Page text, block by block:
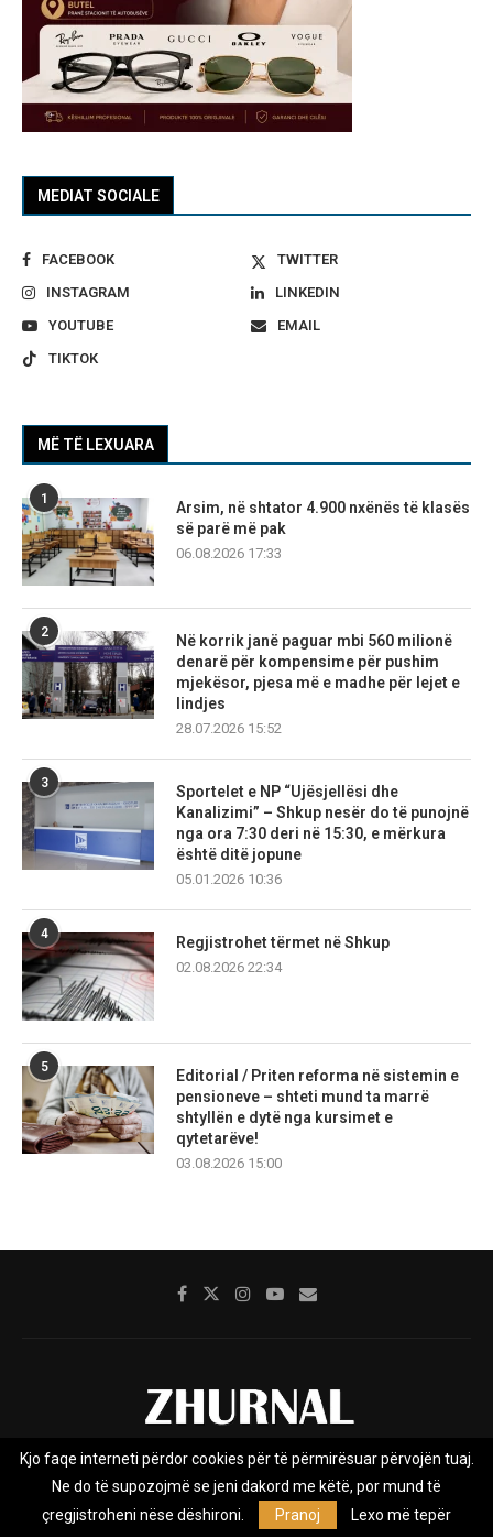
MEDIAT SOCIALE
FACEBOOK
TWITTER
INSTAGRAM
LINKEDIN
YOUTUBE
EMAIL
TIKTOK
MË TË LEXUARA
1
Arsim, në shtator 4.900 nxënës të klasës
së parë më pak
06.08.2026 17:33
2
Në korrik janë paguar mbi 560 milionë
denarë për kompensime për pushim
mjekësor, pjesa më e madhe për lejet e
lindjes
28.07.2026 15:52
3
Sportelet e NP “Ujësjellësi dhe
Kanalizimi” – Shkup nesër do të punojnë
nga ora 7:30 deri në 15:30, e mërkura
është ditë jopune
05.01.2026 10:36
4
Regjistrohet tërmet në Shkup
02.08.2026 22:34
5
Editorial / Priten reforma në sistemin e
pensioneve – shteti mund ta marrë
shtyllën e dytë nga kursimet e
qytetarëve!
03.08.2026 15:00
Rreth nesh Impresumi Marketing
Privacy Policy
Kjo faqe interneti përdor cookies për të përmirësuar përvojën tuaj.
Ne do të supozojmë se jeni dakord me këtë, por mund të
çregjistroheni nëse dëshironi.
Pranoj Lexo më tepër